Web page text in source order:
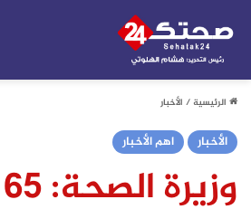
الرئيسية/ الأخبار
الأخبار اهم الأخبار